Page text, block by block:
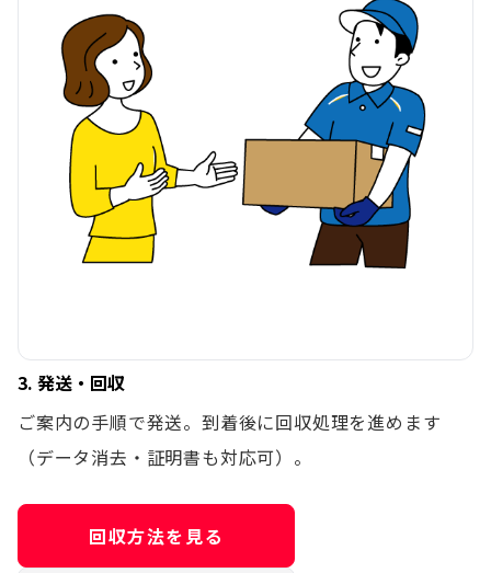
3. 発送・回収
ご案内の手順で発送。到着後に回収処理を進めます
（データ消去・証明書も対応可）。
回収方法を見る